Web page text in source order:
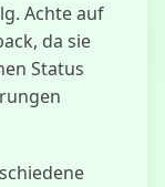
Achte auf
da sie
Status